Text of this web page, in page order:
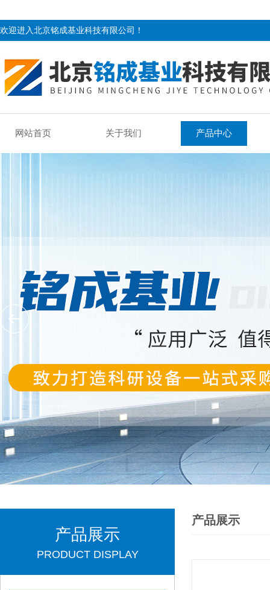
欢迎进入北京铭成基业科技有限公司！
网站首页 关于我们 产品中心
产品展示
PRODUCT DISPLAY
产品展示